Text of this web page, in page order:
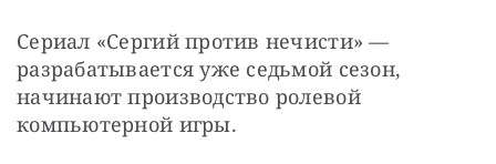
Сериал «Сергий против нечисти» —
разрабатывается уже седьмой сезон,
начинают производство ролевой
компьютерной игры.